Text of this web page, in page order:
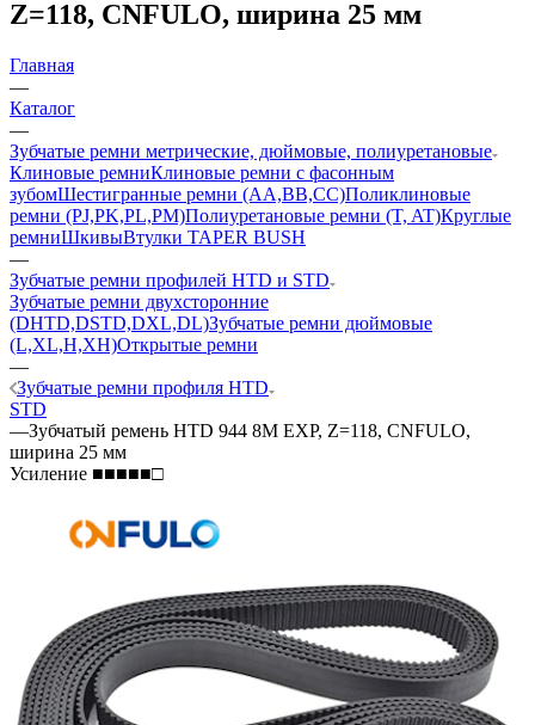
Z=118, CNFULO, ширина 25 мм
Главная
—
Каталог
—
Зубчатые ремни метрические, дюймовые, полиуретановые
Клиновые ремниКлиновые ремни с фасонным
зубомШестигранные ремни (AA,BB,CC)Поликлиновые
ремни (PJ,PK,PL,PM)Полиуретановые ремни (T, AT)Круглые
ремниШкивыВтулки TAPER BUSH
—
Зубчатые ремни профилей HTD и STD
Зубчатые ремни двухсторонние
(DHTD,DSTD,DXL,DL)Зубчатые ремни дюймовые
(L,XL,H,XH)Открытые ремни
—
Зубчатые ремни профиля HTD
STD
—Зубчатый ремень HTD 944 8M EXP, Z=118, CNFULO,
ширина 25 мм
Усиление ■■■■■□